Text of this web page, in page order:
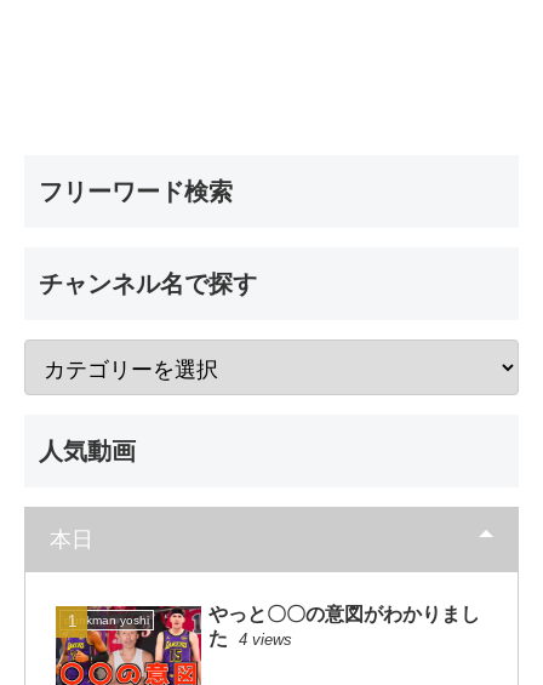
フリーワード検索
チャンネル名で探す
人気動画
本日
dunkman yoshi
やっと〇〇の意図がわかりまし
た
4 views